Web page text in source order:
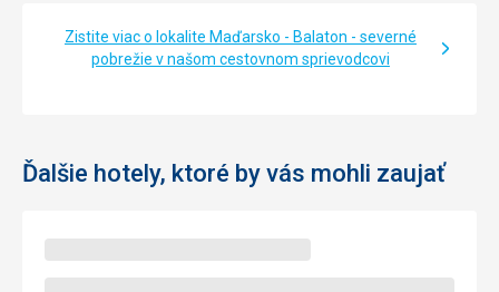
Zistite viac o lokalite Maďarsko - Balaton - severné
pobrežie v našom cestovnom sprievodcovi
Ďalšie hotely, ktoré by vás mohli zaujať